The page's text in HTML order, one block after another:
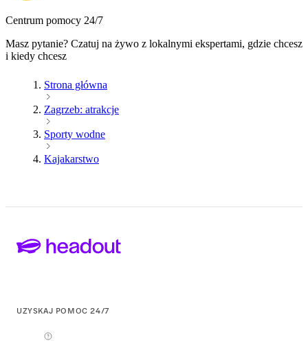
Centrum pomocy 24/7
Masz pytanie? Czatuj na żywo z lokalnymi ekspertami, gdzie chcesz
i kiedy chcesz
Strona główna
Zagrzeb: atrakcje
Sporty wodne
Kajakarstwo
UZYSKAJ POMOC 24/7